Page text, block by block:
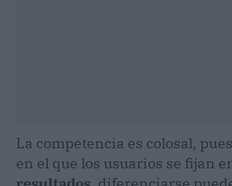
La competencia es colosal,
en el que los usuarios se fijan